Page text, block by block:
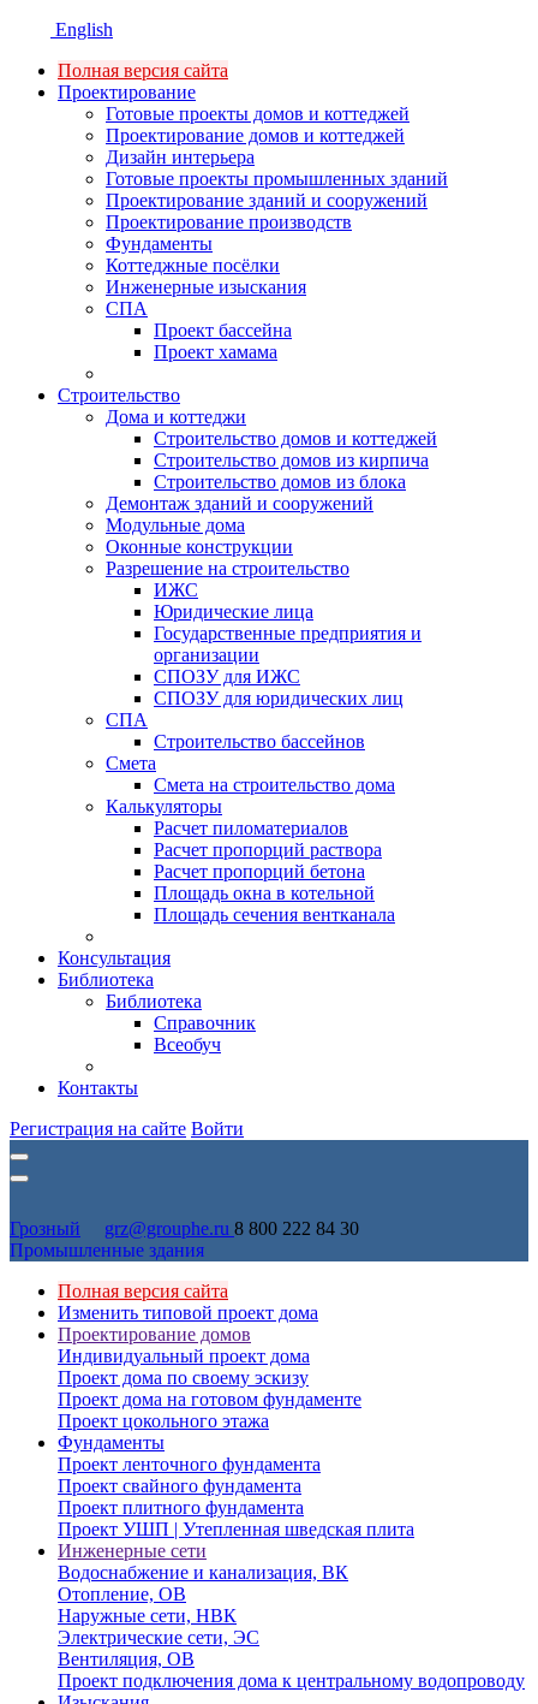
English
Полная версия сайта
Проектирование
Готовые проекты домов и коттеджей
Проектирование домов и коттеджей
Дизайн интерьера
Готовые проекты промышленных зданий
Проектирование зданий и сооружений
Проектирование производств
Фундаменты
Коттеджные посёлки
Инженерные изыскания
СПА
Проект бассейна
Проект хамама
Строительство
Дома и коттеджи
Строительство домов и коттеджей
Строительство домов из кирпича
Строительство домов из блока
Демонтаж зданий и сооружений
Модульные дома
Оконные конструкции
Разрешение на строительство
ИЖС
Юридические лица
Государственные предприятия и
организации
СПОЗУ для ИЖС
СПОЗУ для юридических лиц
СПА
Строительство бассейнов
Смета
Смета на строительство дома
Калькуляторы
Расчет пиломатериалов
Расчет пропорций раствора
Расчет пропорций бетона
Площадь окна в котельной
Площадь сечения вентканала
Консультация
Библиотека
Библиотека
Справочник
Всеобуч
Контакты
Регистрация на сайте Войти
Грозный grz@grouphe.ru 8 800 222 84 30
Промышленные здания
Полная версия сайта
Изменить типовой проект дома
Проектирование домов
Индивидуальный проект дома
Проект дома по своему эскизу
Проект дома на готовом фундаменте
Проект цокольного этажа
Фундаменты
Проект ленточного фундамента
Проект свайного фундамента
Проект плитного фундамента
Проект УШП | Утепленная шведская плита
Инженерные сети
Водоснабжение и канализация, ВК
Отопление, ОВ
Наружные сети, НВК
Электрические сети, ЭС
Вентиляция, ОВ
Проект подключения дома к центральному водопроводу